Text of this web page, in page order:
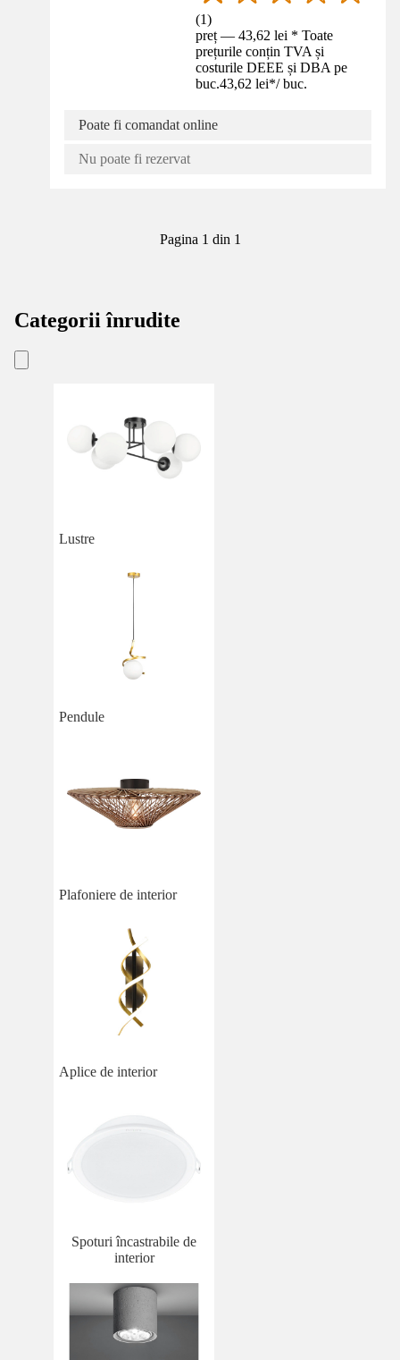
(1)
preț — 43,62 lei * Toate
prețurile conțin TVA și
costurile DEEE și DBA pe
buc.43,62 lei*/ buc.
Poate fi comandat online
Nu poate fi rezervat
Pagina 1 din 1
Categorii înrudite
Lustre
Pendule
Plafoniere de interior
Aplice de interior
Spoturi încastrabile de
interior